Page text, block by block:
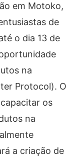
em Motoko,
de
o dia 13 de
na
Protocol). O
os
na
a criação de